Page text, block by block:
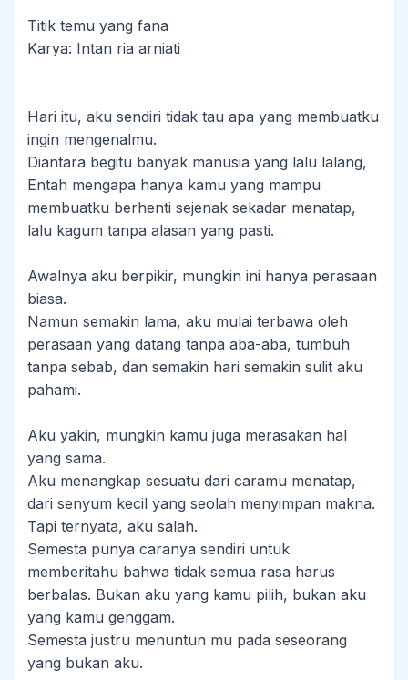
Titik temu yang fana
Karya: Intan ria arniati
Hari itu, aku sendiri tidak tau apa yang membuatku
ingin mengenalmu.
Diantara begitu banyak manusia yang lalu lalang,
Entah mengapa hanya kamu yang mampu
membuatku berhenti sejenak sekadar menatap,
lalu kagum tanpa alasan yang pasti.
Awalnya aku berpikir, mungkin ini hanya perasaan
biasa.
Namun semakin lama, aku mulai terbawa oleh
perasaan yang datang tanpa aba-aba, tumbuh
tanpa sebab, dan semakin hari semakin sulit aku
pahami.
Aku yakin, mungkin kamu juga merasakan hal
yang sama.
Aku menangkap sesuatu dari caramu menatap,
dari senyum kecil yang seolah menyimpan makna.
Tapi ternyata, aku salah.
Semesta punya caranya sendiri untuk
memberitahu bahwa tidak semua rasa harus
berbalas. Bukan aku yang kamu pilih, bukan aku
yang kamu genggam.
Semesta justru menuntun mu pada seseorang
yang bukan aku.